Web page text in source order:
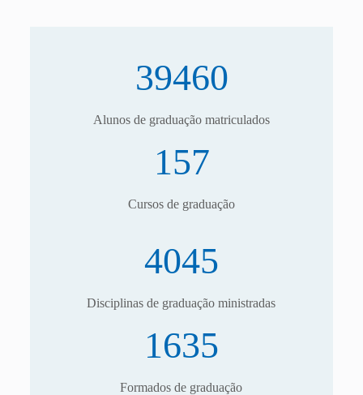
39460
Alunos de graduação matriculados
157
Cursos de graduação
4045
Disciplinas de graduação ministradas
1635
Formados de graduação